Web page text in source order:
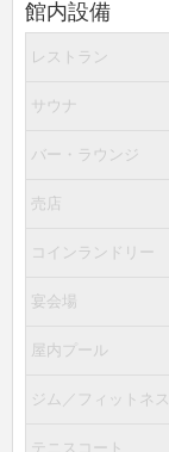
館内設備
レストラン
サウナ
バー・ラウンジ
売店
コインランドリー
宴会場
屋内プール
ジム／フィットネス
テニスコート